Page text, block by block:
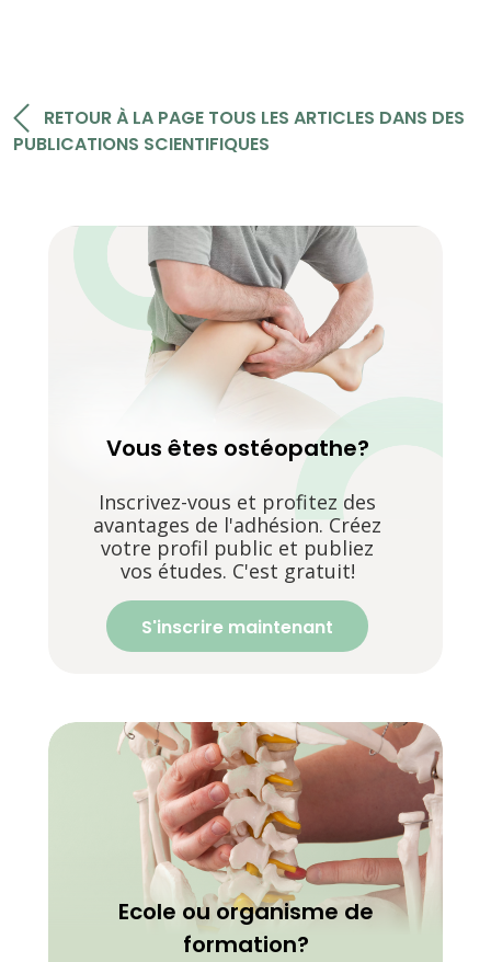
RETOUR À LA PAGE TOUS LES ARTICLES DANS DES
PUBLICATIONS SCIENTIFIQUES
Vous êtes ostéopathe?
Inscrivez-vous et profitez des
avantages de l'adhésion. Créez
votre profil public et publiez
vos études. C'est gratuit!
S'inscrire maintenant
Ecole ou organisme de
formation?